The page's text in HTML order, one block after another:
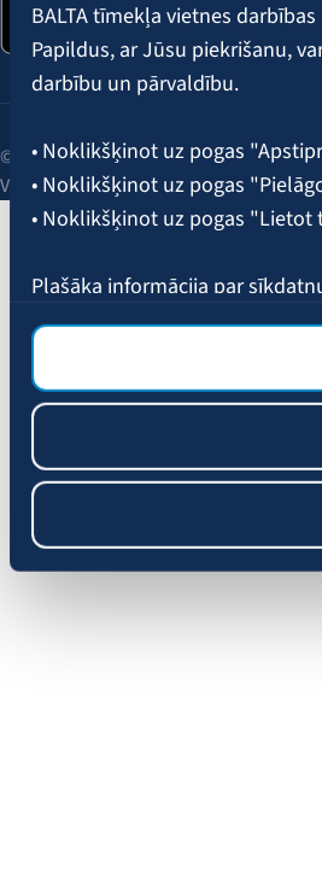
BALTA tīmekļa vietnes
Papildus, ar Jūsu piekrišanu,
darbību un pārvaldību.
• Noklikšķinot uz pogas
• Noklikšķinot uz pogas
• Noklikšķinot uz pogas
Plašāka informācija par
© 2026 AAS BALTA | Skanstes iela 25,
Vienotais reģ. Nr. 40003049409.